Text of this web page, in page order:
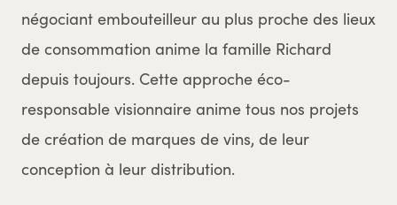
négociant embouteilleur au plus proche des lieux
de consommation anime la famille Richard
depuis toujours. Cette approche éco-
responsable visionnaire anime tous nos projets
de création de marques de vins, de leur
conception à leur distribution.